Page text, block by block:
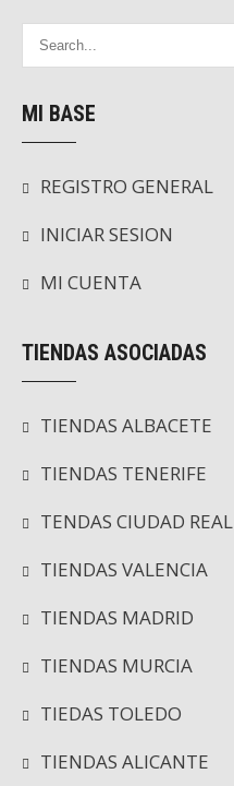
MI BASE
REGISTRO GENERAL
INICIAR SESION
MI CUENTA
TIENDAS ASOCIADAS
TIENDAS ALBACETE
TIENDAS TENERIFE
TENDAS CIUDAD REAL
TIENDAS VALENCIA
TIENDAS MADRID
TIENDAS MURCIA
TIEDAS TOLEDO
TIENDAS ALICANTE